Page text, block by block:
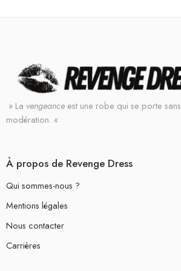
» La vengeance est une robe qui se porte sans
modération. «
À propos de Revenge Dress
Qui sommes-nous ?
Mentions légales
Nous contacter
Carrières